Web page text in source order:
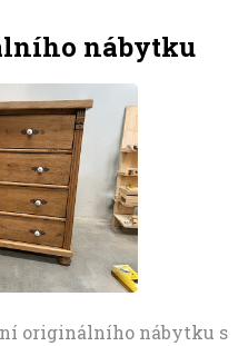
nábytku
originálního nábytku s